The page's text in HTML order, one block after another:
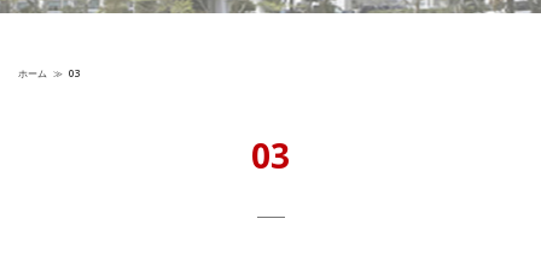
ホーム ≫ 03
03